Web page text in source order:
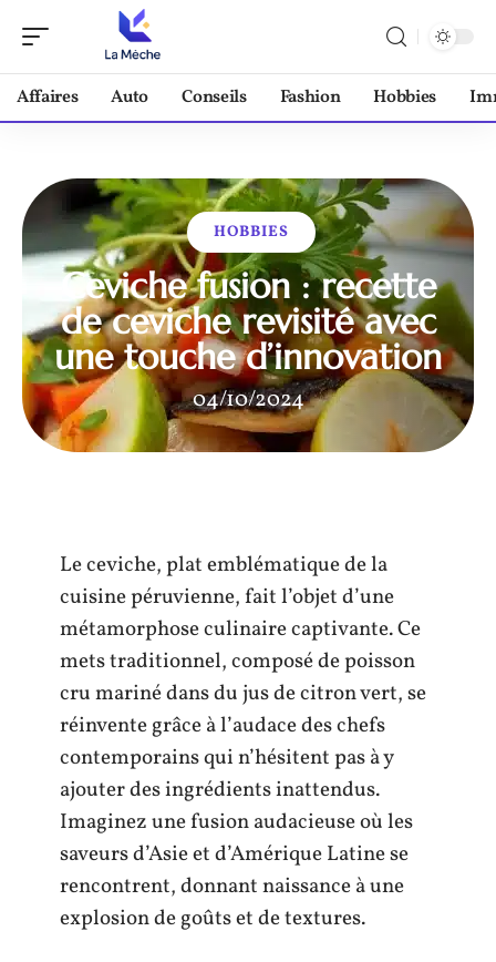
Affaires Auto Conseils Fashion Hobbies
HOBBIES
Ceviche fusion : recette
de ceviche revisité avec
une touche d’innovation
04/10/2024
Le ceviche, plat emblématique de la
cuisine péruvienne, fait l’objet d’une
métamorphose culinaire captivante. Ce
mets traditionnel, composé de poisson
cru mariné dans du jus de citron vert, se
réinvente grâce à l’audace des chefs
contemporains qui n’hésitent pas à y
ajouter des ingrédients inattendus.
Imaginez une fusion audacieuse où les
saveurs d’Asie et d’Amérique Latine se
rencontrent, donnant naissance à une
explosion de goûts et de textures.